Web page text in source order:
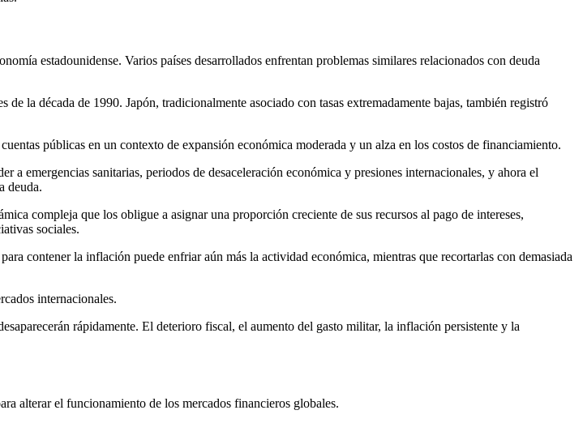
estadounidense. Varios países desarrollados enfrentan problemas similares relacionados con deuda
la década de 1990. Japón, tradicionalmente asociado con tasas extremadamente bajas, también registró
públicas en un contexto de expansión económica moderada y un alza en los costos de financiamiento.
emergencias sanitarias, periodos de desaceleración económica y presiones internacionales, y ahora el
deuda.
compleja que los obligue a asignar una proporción creciente de sus recursos al pago de intereses,
sociales.
contener la inflación puede enfriar aún más la actividad económica, mientras que recortarlas con demasiada
internacionales.
rápidamente. El deterioro fiscal, el aumento del gasto militar, la inflación persistente y la
alterar el funcionamiento de los mercados financieros globales.